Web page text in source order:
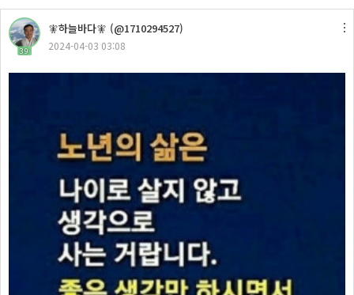
39
🧚하늘바다🧚 (@1710294527)
2024-04-03 03:08